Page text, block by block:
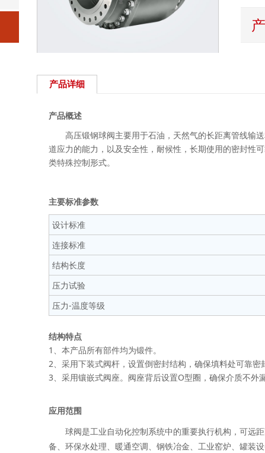
产品详细
产品概述
高压锻钢球阀主要用于石油，天然气的长距离管线输送
道应力的能力，以及安全性，耐候性，长期使用的密封性
类特殊控制形式。
主要标准参数
设计标准
连接标准
结构长度
压力试验
压力-温度等级
结构特点
1、本产品所有部件均为锻件。
2 、采用下装式阀杆，设置倒密封结构，确保填料处可靠密
3 、采用镶嵌式阀座。阀座背后设置O型圈，确保介质不外漏
应用范围
球阀是工业自动化控制系统中的重要执行机构，可远
备、环保水处理、暖通空调、钢铁冶金、工业窑炉、罐装